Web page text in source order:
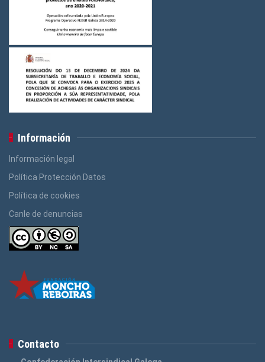
Información
Información legal
Política Protección Datos
Política de cookies
Canle de denuncias
Contacto